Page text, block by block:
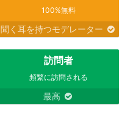
100%無料
聞く耳を持つモデレーター
訪問者
頻繁に訪問される
最高